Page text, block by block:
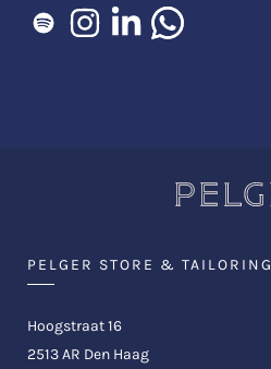
PELGER STORE & TAILORING
Hoogstraat 16
2513 AR Den Haag